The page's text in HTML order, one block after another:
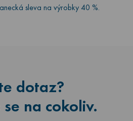
sleva na výrobky 40 %.
dotaz?
na cokoliv.